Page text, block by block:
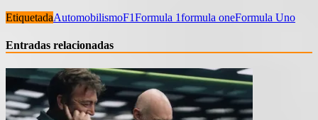
EtiquetadaAutomobilismoF1Formula 1formula oneFormula Uno
Entradas relacionadas